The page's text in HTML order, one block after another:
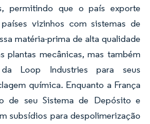
permitindo que o país exporte
vizinhos com sistemas de
matéria-prima de alta qualidade
plantas mecânicas, mas também
Loop Industries para seus
química. Enquanto a França
de seu Sistema de Depósito e
subsídios para despolimerização